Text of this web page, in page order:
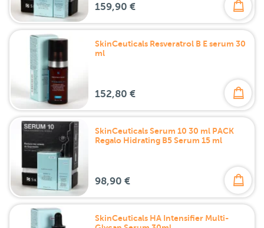
159,90 €
SkinCeuticals Resveratrol B E serum 30
ml
152,80 €
SkinCeuticals Serum 10 30 ml PACK
Regalo Hidrating B5 Serum 15 ml
98,90 €
SkinCeuticals HA Intensifier Multi-